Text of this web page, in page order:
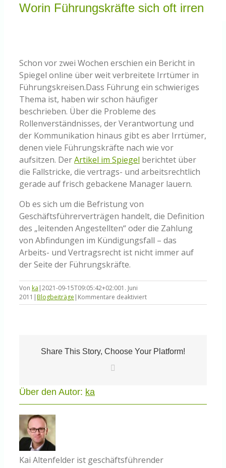
Knowledge Centered Service
Community
Shop
Worin Führungskräfte sich oft irren
Schon vor zwei Wochen erschien ein Bericht in
Spiegel online über weit verbreitete Irrtümer in
Führungskreisen.Dass Führung ein schwieriges
Thema ist, haben wir schon häufiger
beschrieben. Über die Probleme des
Rollenverständnisses, der Verantwortung und
der Kommunikation hinaus gibt es aber Irrtümer,
denen viele Führungskräfte nach wie vor
aufsitzen. DerArtikel im Spiegel berichtet über
die Fallstricke, die vertrags- und arbeitsrechtlich
gerade auf frisch gebackene Manager lauern.
Ob es sich um die Befristung von
Geschäftsführerverträgen handelt, die Definition
des „leitenden Angestellten“ oder die Zahlung
von Abfindungen im Kündigungsfall – das
Arbeits- und Vertragsrecht ist nicht immer auf
der Seite der Führungskräfte.
Von ka |2021-09-15T09:05:42+02:001. Juni
2011 |Blogbeiträge | Kommentare deaktiviertfür
Worin
Share This Story, Choose Your Platform!
Über den Autor: ka
Kai Altenfelder ist geschäftsführender